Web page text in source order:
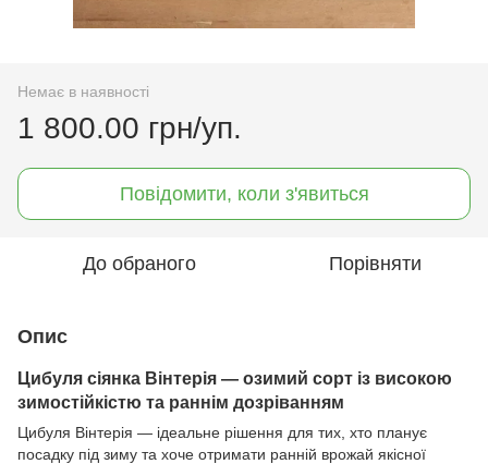
Немає в наявності
1 800.00 грн/уп.
Повідомити, коли з'явиться
До обраного Порівняти
Опис
Цибуля сіянка Вінтерія — озимий сорт із високою
зимостійкістю та раннім дозріванням
Цибуля Вінтерія — ідеальне рішення для тих, хто планує
посадку під зиму та хоче отримати ранній врожай якісної